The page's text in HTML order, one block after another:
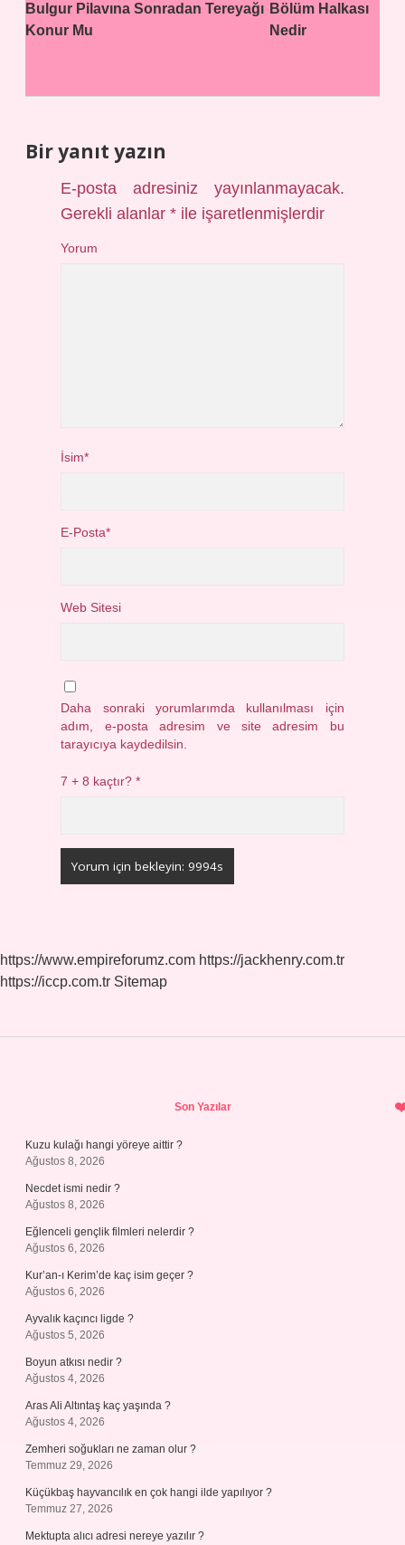
Bulgur Pilavına Sonradan Tereyağı
Konur Mu
Bölüm Halkası
Nedir
Bir yanıt yazın
E-posta adresiniz yayınlanmayacak.
Gerekli alanlar* ile işaretlenmişlerdir
Yorum
İsim*
E-Posta*
Web Sitesi
Daha sonraki yorumlarımda kullanılması için
adım, e-posta adresim ve site adresim bu
tarayıcıya kaydedilsin.
7 + 8 kaçtır?*
https://www.empireforumz.com https://jackhenry.com.tr
https://iccp.com.tr Sitemap
Son Yazılar
Kuzu kulağı hangi yöreye aittir ?
Ağustos 8, 2026
Necdet ismi nedir ?
Ağustos 8, 2026
Eğlenceli gençlik filmleri nelerdir ?
Ağustos 6, 2026
Kur’an-ı Kerim’de kaç isim geçer ?
Ağustos 6, 2026
Ayvalık kaçıncı ligde ?
Ağustos 5, 2026
Boyun atkısı nedir ?
Ağustos 4, 2026
Aras Ali Altıntaş kaç yaşında ?
Ağustos 4, 2026
Zemheri soğukları ne zaman olur ?
Temmuz 29, 2026
Küçükbaş hayvancılık en çok hangi ilde yapılıyor ?
Temmuz 27, 2026
Mektupta alıcı adresi nereye yazılır ?